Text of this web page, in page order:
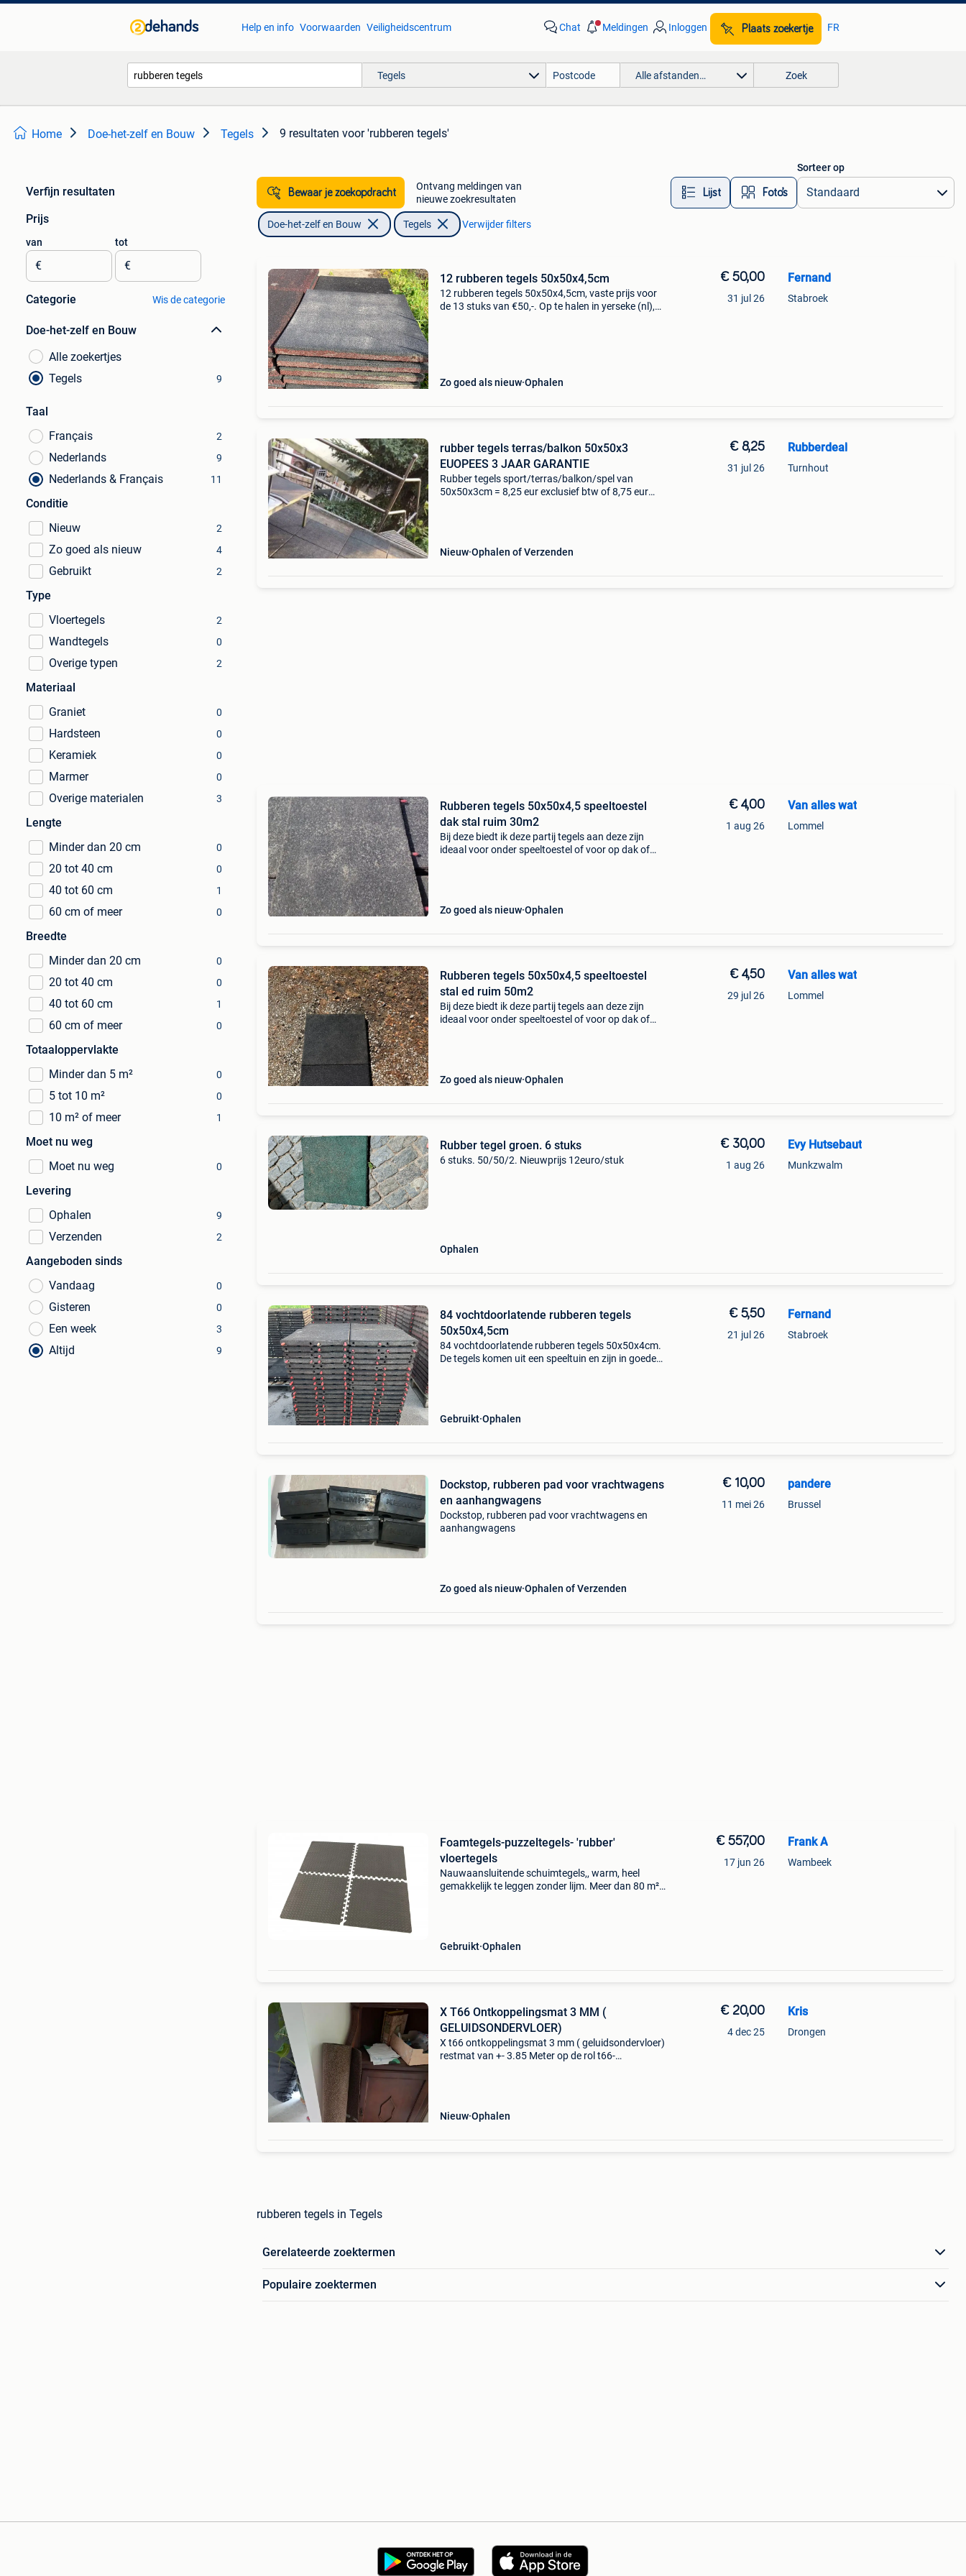
Help en info Voorwaarden Veiligheidscentrum Chat Meldingen Inloggen Plaats zoekertje FR
Tegels Alle afstanden… Zoek
Home Doe-het-zelf en Bouw Tegels 9 resultaten voor 'rubberen tegels'
Verfijn resultaten
Prijs
van
€
tot
€
Categorie Wis de categorie
Doe-het-zelf en Bouw
Alle zoekertjes
Tegels
9
Taal
Français
2
Nederlands 9
Nederlands & Français 11
Conditie
Nieuw
2
Zo goed als nieuw 4
Gebruikt 2
Type
Vloertegels
2
Wandtegels 0
Overige typen 2
Materiaal
Graniet
0
Hardsteen 0
Keramiek 0
Marmer 0
Overige materialen 3
Lengte
Minder dan 20 cm
0
20 tot 40 cm 0
40 tot 60 cm 1
60 cm of meer 0
Breedte
Minder dan 20 cm
0
20 tot 40 cm 0
40 tot 60 cm 1
60 cm of meer 0
Totaaloppervlakte
Minder dan 5 m²
0
5 tot 10 m² 0
10 m² of meer 1
Moet nu weg
Moet nu weg
0
Levering
Ophalen
9
Verzenden 2
Aangeboden sinds
Vandaag
0
Gisteren 0
Een week 3
Altijd 9
Bewaar je zoekopdracht
Ontvang meldingen van
nieuwe zoekresultaten
Lijst Foto’s
Sorteer op
Doe-het-zelf en Bouw Tegels Verwijder filters
12 rubberen tegels 50x50x4,5cm
12 rubberen tegels 50x50x4,5cm, vaste prijs voor
de 13 stuks van €50,-. Op te halen in yerseke (nl),
Zo goed als nieuw Ophalen
€ 50,00
31 jul 26
Fernand
Stabroek
rubber tegels terras/balkon 50x50x3
EUOPEES 3 JAAR GARANTIE
Rubber tegels sport/terras/balkon/spel van
50x50x3cm = 8,25 eur exclusief btw of 8,75 eur
Nieuw Ophalen of Verzenden
€ 8,25
31 jul 26
Rubberdeal
Turnhout
Rubberen tegels 50x50x4,5 speeltoestel
dak stal ruim 30m2
Bij deze biedt ik deze partij tegels aan deze zijn
ideaal voor onder speeltoestel of voor op dak of
Zo goed als nieuw Ophalen
€ 4,00
1 aug 26
Van alles wat
Lommel
Rubberen tegels 50x50x4,5 speeltoestel
stal ed ruim 50m2
Bij deze biedt ik deze partij tegels aan deze zijn
ideaal voor onder speeltoestel of voor op dak of
Zo goed als nieuw Ophalen
€ 4,50
29 jul 26
Van alles wat
Lommel
Rubber tegel groen. 6 stuks
6 stuks. 50/50/2. Nieuwprijs 12euro/stuk
Ophalen
€ 30,00
1 aug 26
Evy Hutsebaut
Munkzwalm
84 vochtdoorlatende rubberen tegels
50x50x4,5cm
84 vochtdoorlatende rubberen tegels 50x50x4cm.
De tegels komen uit een speeltuin en zijn in goede
Gebruikt Ophalen
€ 5,50
21 jul 26
Fernand
Stabroek
Dockstop, rubberen pad voor vrachtwagens
en aanhangwagens
Dockstop, rubberen pad voor vrachtwagens en
aanhangwagens
Zo goed als nieuw Ophalen of Verzenden
€ 10,00
11 mei 26
pandere
Brussel
Foamtegels-puzzeltegels- 'rubber'
vloertegels
Nauwaansluitende schuimtegels,, warm, heel
gemakkelijk te leggen zonder lijm. Meer dan 80 m²
Gebruikt Ophalen
€ 557,00
17 jun 26
Frank A
Wambeek
X T66 Ontkoppelingsmat 3 MM (
GELUIDSONDERVLOER)
X t66 ontkoppelingsmat 3 mm ( geluidsondervloer)
restmat van +- 3.85 Meter op de rol t66-
Nieuw Ophalen
€ 20,00
4 dec 25
Kris
Drongen
rubberen tegels in Tegels
Gerelateerde zoektermen
Populaire zoektermen